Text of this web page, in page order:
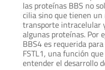
las proteínas BBS no
cilia sino que tienen
transporte intracelular
algunas proteínas. Por
BBS4 es requerida
FSTL1, una función
entender el desarrollo